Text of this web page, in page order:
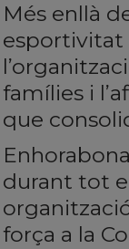
Més enllà
esportivitat
famílies i
que
durant tot
força a la